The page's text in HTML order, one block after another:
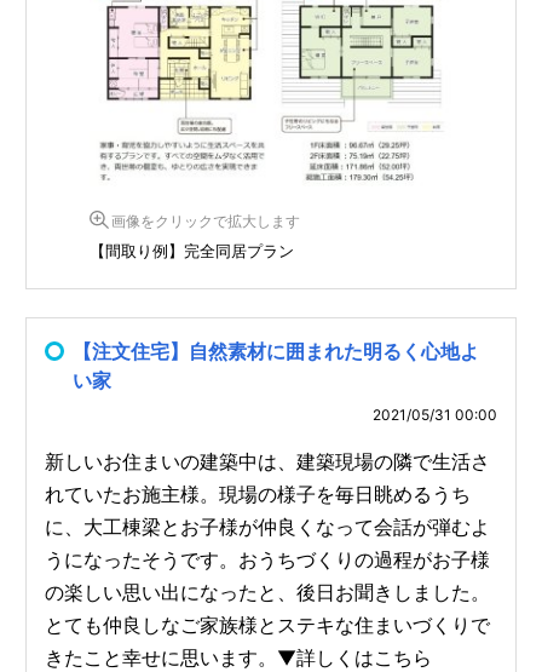
画像をクリックで拡大します
【間取り例】完全同居プラン
【注文住宅】自然素材に囲まれた明るく心地よ
い家
2021/05/31 00:00
新しいお住まいの建築中は、建築現場の隣で生活さ
れていたお施主様。現場の様子を毎日眺めるうち
に、大工棟梁とお子様が仲良くなって会話が弾むよ
うになったそうです。おうちづくりの過程がお子様
の楽しい思い出になったと、後日お聞きしました。
とても仲良しなご家族様とステキな住まいづくりで
きたこと幸せに思います。▼詳しくはこちら